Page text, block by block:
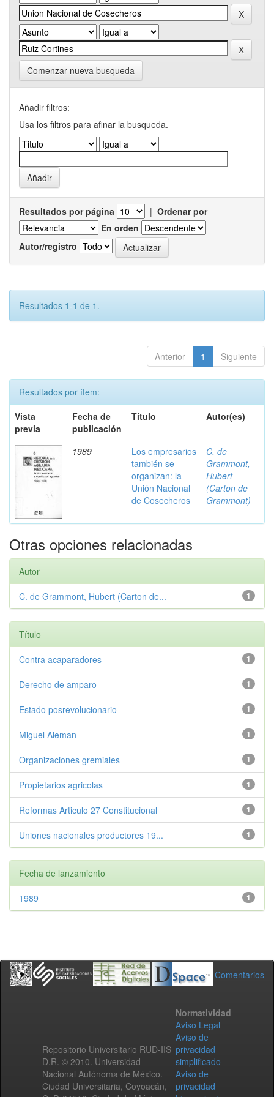
Comenzar nueva busqueda
Añadir filtros:
Usa los filtros para afinar la busqueda.
Resultados por página | Ordenar por
En orden
Autor/registro
Resultados 1-1 de 1.
Anterior 1 Siguiente
Resultados por ítem:
Vista
previa
Fecha de
publicación
Título Autor(es)
1989
Los empresarios
también se
organizan: la
Unión Nacional
de Cosecheros
C. de
Grammont,
Hubert
(Carton de
Grammont)
Otras opciones relacionadas
Autor
1
C. de Grammont, Hubert (Carton de...
Título
1
Contra acaparadores
1
Derecho de amparo
1
Estado posrevolucionario
1
Miguel Aleman
1
Organizaciones gremiales
1
Propietarios agricolas
1
Reformas Articulo 27 Constitucional
1
Uniones nacionales productores 19...
Fecha de lanzamiento
1
1989
Comentarios
Repositorio Universitario RUD-IIS
D.R. © 2010. Universidad
Nacional Autónoma de México.
Ciudad Universitaria, Coyoacán,
Normatividad
Aviso Legal
Aviso de
privacidad
simplificado
Aviso de
privacidad